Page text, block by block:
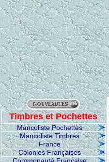
Timbres et Pochettes
Mancoliste Pochettes
Mancoliste Timbres
France
Colonies Françaises